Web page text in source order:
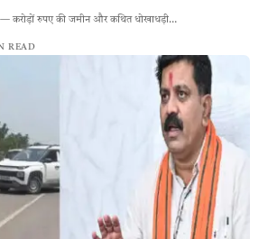
करोड़ों रुपए की जमीन और कथित धोखाधड़ी…
READ